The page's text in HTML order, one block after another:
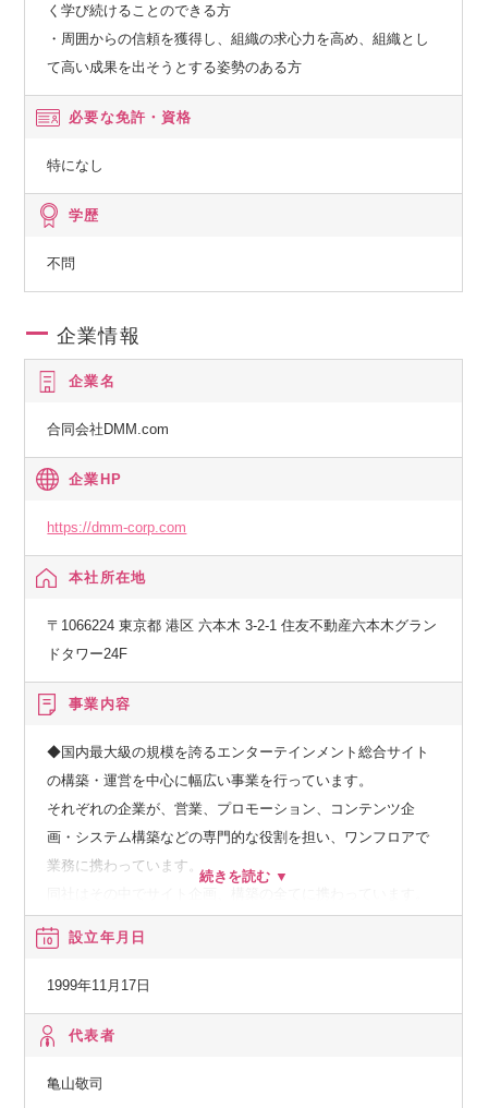
く学び続けることのできる方
・周囲からの信頼を獲得し、組織の求心力を高め、組織とし
て高い成果を出そうとする姿勢のある方
必要な免許・資格
特になし
学歴
不問
企業情報
企業名
合同会社DMM.com
企業HP
https://dmm-corp.com
本社所在地
〒1066224 東京都 港区 六本木 3-2-1 住友不動産六本木グラン
ドタワー24F
事業内容
◆国内最大級の規模を誇るエンターテインメント総合サイト
の構築・運営を中心に幅広い事業を行っています。
それぞれの企業が、営業、プロモーション、コンテンツ企
画・システム構築などの専門的な役割を担い、ワンフロアで
業務に携わっています。
す。
設立年月日
1999年11月17日
代表者
亀山敬司